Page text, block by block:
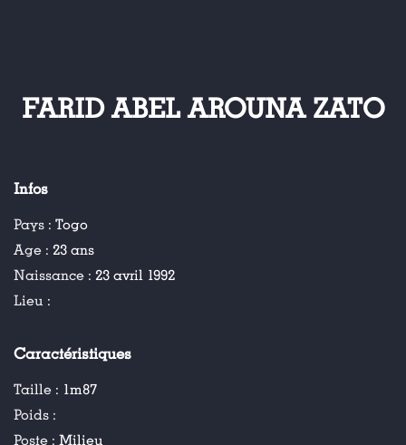
FARID ABEL AROUNA ZATO
Infos
Pays : Togo
Age : 23 ans
Naissance : 23 avril 1992
Lieu :
Caractéristiques
Taille : 1m87
Poids :
Poste : Milieu